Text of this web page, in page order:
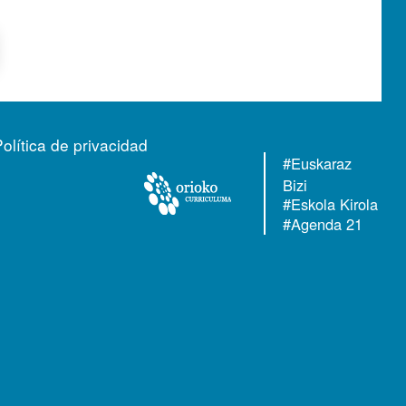
de privacidad
#Euskaraz
Bizi
#Eskola Kirola
#Agenda 21